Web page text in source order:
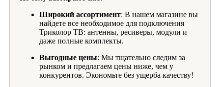
Широкий ассортимент: В нашем магазине вы
найдете все необходимое для подключения
Триколор ТВ: антенны, ресиверы, модули и
даже полные комплекты.
Выгодные цены: Мы тщательно следим за
рынком и предлагаем цены ниже, чем у
конкурентов. Экономьте без ущерба качеству!